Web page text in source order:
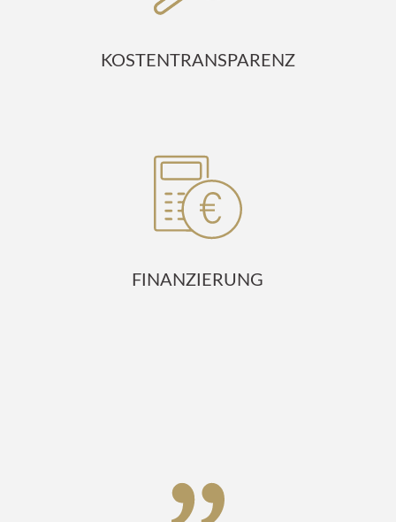
KOSTENTRANSPARENZ
FINANZIERUNG